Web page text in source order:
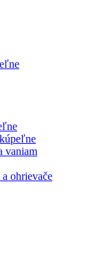
vaniam
ohrievače